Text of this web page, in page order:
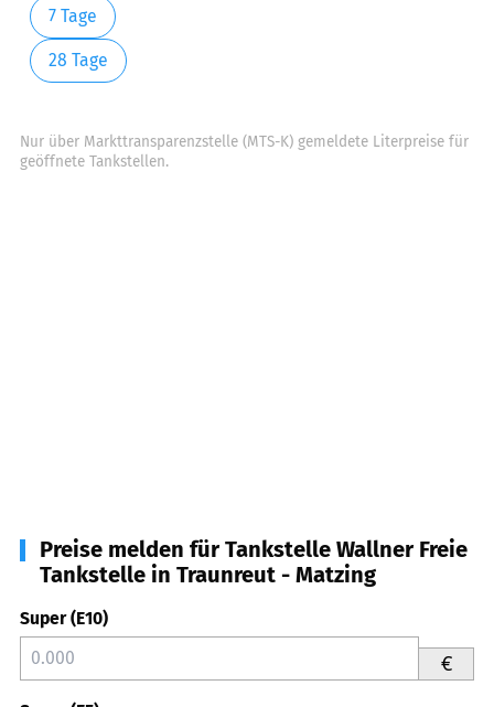
7 Tage
28 Tage
Nur über Markttransparenzstelle (MTS-K) gemeldete Literpreise für
geöffnete Tankstellen.
Preise melden für Tankstelle Wallner Freie
Tankstelle in Traunreut - Matzing
Super (E10)
€